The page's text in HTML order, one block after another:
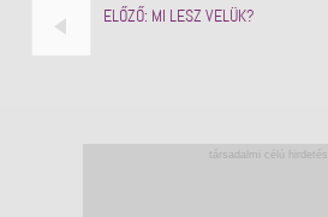
ELŐZŐ: MI LESZ VELÜK?
társadalmi célú hirdetés